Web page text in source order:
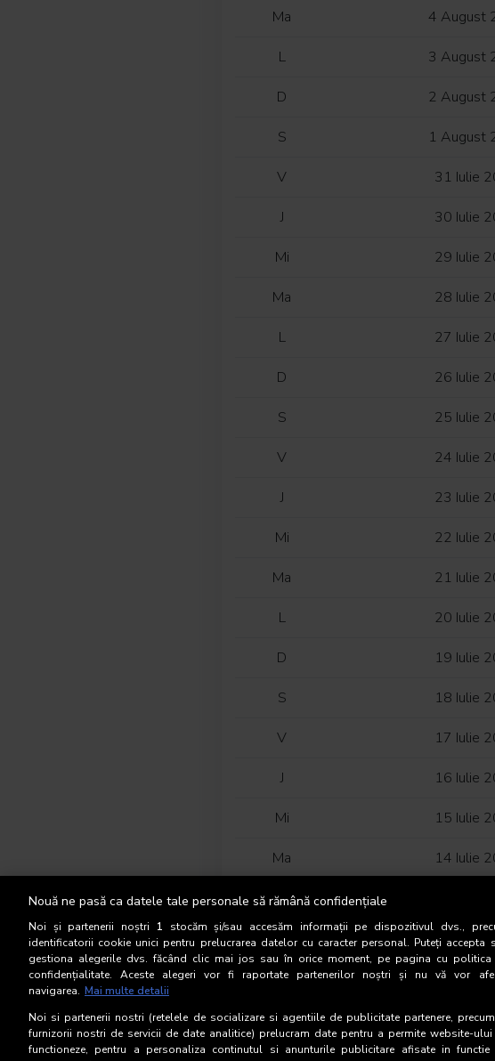
Ma 4 August
L 3 August
D 2 August
S 1 August
V 31 Iulie
J 30 Iulie
Mi 29 Iulie
Ma 28 Iulie
L 27 Iulie
D 26 Iulie
S 25 Iulie
V 24 Iulie
J 23 Iulie
Mi 22 Iulie
Ma 21 Iulie
L 20 Iulie
D 19 Iulie
S 18 Iulie
V 17 Iulie
J 16 Iulie
Mi 15 Iulie
Ma 14 Iulie
L
D 12 Iulie
S 11 Iulie
V 10 Iulie
Nouă ne pasă ca datele tale personale să rămână confidențiale
Noi și partenerii noștri 1 stocăm și/sau accesăm informații pe dispozitivul dvs.,
identificatorii cookie unici pentru prelucrarea datelor cu caracter personal. Puteți accepta
gestiona alegerile dvs. făcând clic mai jos sau în orice moment, pe pagina cu politica
confidențialitate. Aceste alegeri vor fi raportate partenerilor noștri și nu vă vor
navigarea. Mai multe detalii
Noi si partenerii nostri (retelele de socializare si agentiile de publicitate partenere,
furnizorii nostri de servicii de date analitice) prelucram date pentru a permite website-ului
functioneze, pentru a personaliza continutul si anunturile publicitare afisate in functie